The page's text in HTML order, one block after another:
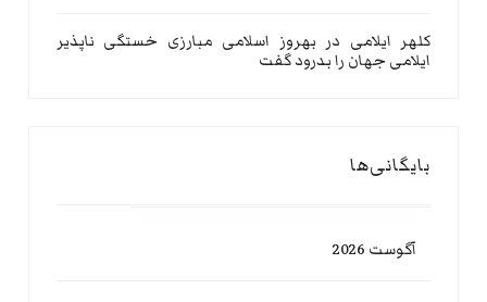
کلهر ایلامی در بهروز اسلامی مبارزی خستگی ناپذیر
ایلامی جهان را بدرود گفت
بایگانی‌ها
آگوست 2026